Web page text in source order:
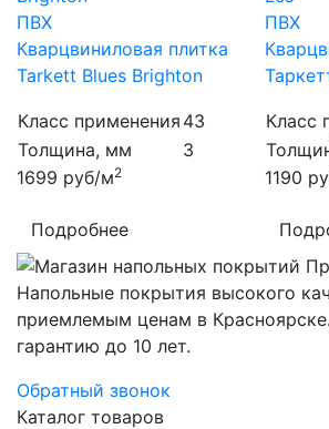
ПВХ
Кварцвиниловая плитка
Tarkett Blues Brighton
Класс применения 43
Толщина, мм
3
1699 руб/м2
Подробнее
ПВХ
Класс
1190
Напольные покрытия высокого
приемлемым ценам в
гарантию до 10 лет.
Обратный звонок
Каталог товаров